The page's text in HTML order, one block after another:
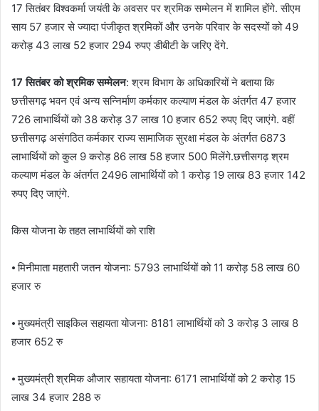
17 सितंबर विश्वकर्मा जयंती के अवसर पर श्रमिक सम्मेलन में शामिल होंगे. सीएम
साय 57 हजार से ज्यादा पंजीकृत श्रमिकों और उनके परिवार के सदस्यों को 49
करोड़ 43 लाख 52 हजार 294 रुपए डीबीटी के जरिए देंगे.
17 सितंबर को श्रमिक सम्मेलन: श्रम विभाग के अधिकारियों ने बताया कि
छत्तीसगढ़ भवन एवं अन्य सन्निर्माण कर्मकार कल्याण मंडल के अंतर्गत 47 हजार
726 लाभार्थियों को 38 करोड़ 37 लाख 10 हजार 652 रुपए दिए जाएंगे. वहीं
छत्तीसगढ़ असंगठित कर्मकार राज्य सामाजिक सुरक्षा मंडल के अंतर्गत 6873
लाभार्थियों को कुल 9 करोड़ 86 लाख 58 हजार 500 मिलेंगे.छत्तीसगढ़ श्रम
कल्याण मंडल के अंतर्गत 2496 लाभार्थियों को 1 करोड़ 19 लाख 83 हजार 142
रुपए दिए जाएंगे.
किस योजना के तहत लाभार्थियों को राशि
⦁ मिनीमाता महतारी जतन योजना: 5793 लाभार्थियों को 11 करोड़ 58 लाख 60
हजार रु
⦁ मुख्यमंत्री साइकिल सहायता योजना: 8181 लाभार्थियों को 3 करोड़ 3 लाख 8
हजार 652 रु
⦁ मुख्यमंत्री श्रमिक औजार सहायता योजना: 6171 लाभार्थियों को 2 करोड़ 15
लाख 34 हजार 288 रु